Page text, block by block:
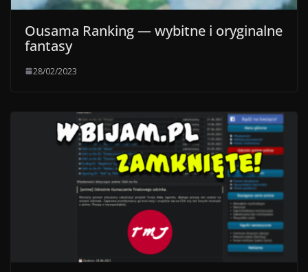
Ousama Ranking — wybitne i oryginalne
fantasy
28/02/2023